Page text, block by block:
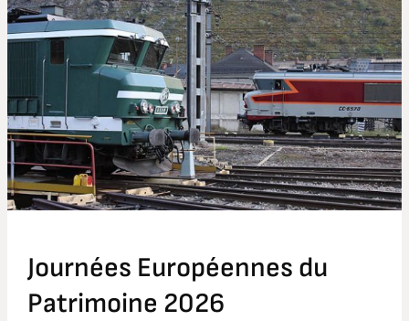
Journées Européennes du
Patrimoine 2026
du
Patrimoine
2026